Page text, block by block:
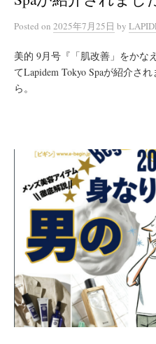
Posted on 2025年7月25日 by
美的 9月号『「肌改善」をかな
てLapidem Tokyo Spaが紹介さ
ら。